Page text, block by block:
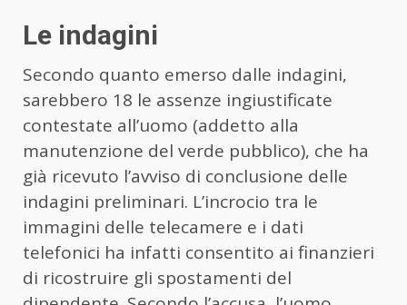
Le indagini
Secondo quanto emerso dalle indagini,
sarebbero 18 le assenze ingiustificate
contestate all’uomo (addetto alla
manutenzione del verde pubblico), che ha
già ricevuto l’avviso di conclusione delle
indagini preliminari. L’incrocio tra le
immagini delle telecamere e i dati
telefonici ha infatti consentito ai finanzieri
di ricostruire gli spostamenti del